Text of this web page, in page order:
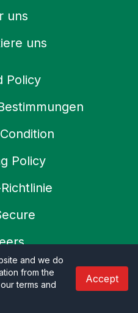
uns
uns
Policy
Policy
and we do
from the
terms and
Accept